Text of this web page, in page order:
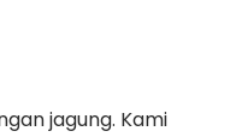
jagung. Kami